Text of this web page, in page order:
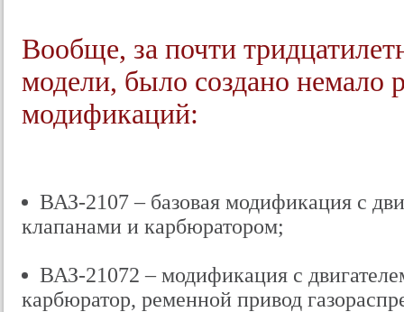
Вообще, за почти
модели, было создано немало
модификаций:
ВАЗ-2107 – базовая модификация с
клапанами и карбюратором;
ВАЗ-21072 – модификация с
карбюратор, ременной привод